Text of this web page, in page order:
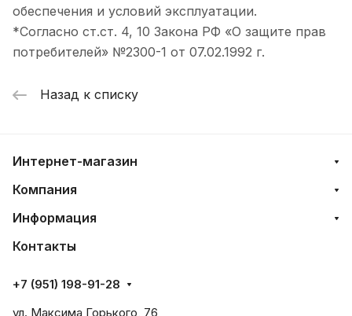
обеспечения и условий эксплуатации.
*Согласно ст.ст. 4, 10 Закона РФ «О защите прав
потребителей» №2300-1 от 07.02.1992 г.
Назад к списку
Интернет-магазин
Компания
Информация
Контакты
+7 (951) 198-91-28
ул. Максима Горького, 76